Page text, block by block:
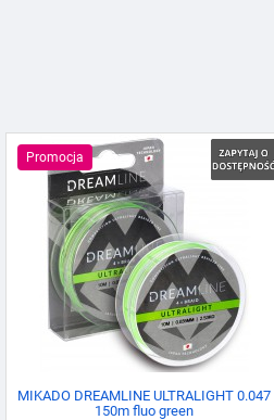
Promocja
MIKADO DREAMLINE ULTRALIGHT 0.047
150m fluo green